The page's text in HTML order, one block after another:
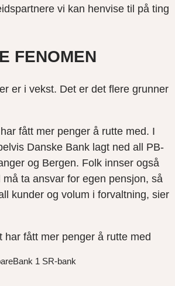
vi kan henvise til på ting
FENOMEN
er i vekst. Det er det flere grunner
fått mer penger å rutte med. I
Danske Bank lagt ned all PB-
og Bergen. Folk innser også
ta ansvar for egen pensjon, så
kunder og volum i forvaltning, sier
har fått mer penger å rutte med
1 SR-bank